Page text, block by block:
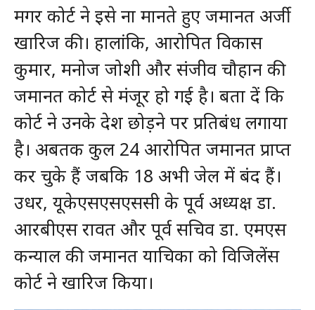
मगर कोर्ट ने इसे ना मानते हुए जमानत अर्जी
खारिज की। हालांकि, आरोपित विकास
कुमार, मनोज जोशी और संजीव चौहान की
जमानत कोर्ट से मंजूर हो गई है। बता दें कि
कोर्ट ने उनके देश छोड़ने पर प्रतिबंध लगाया
है। अबतक कुल 24 आरोपित जमानत प्राप्त
कर चुके हैं जबकि 18 अभी जेल में बंद हैं।
उधर, यूकेएसएसएससी के पूर्व अध्यक्ष डा.
आरबीएस रावत और पूर्व सचिव डा. एमएस
कन्याल की जमानत याचिका को विजिलेंस
कोर्ट ने खारिज किया।